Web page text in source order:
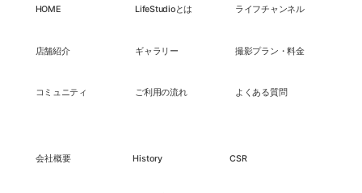
HOME LifeStudioとは ライフチャンネル
店舗紹介 ギャラリー 撮影プラン・料金
コミュニティ ご利用の流れ よくある質問
会社概要 History CSR